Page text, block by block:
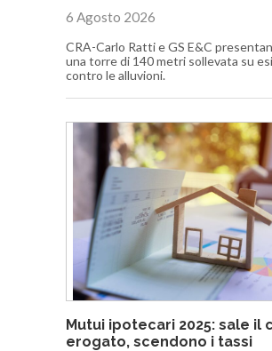
6 Agosto 2026
CRA-Carlo Ratti e GS E&C
una torre di 140 metri sollevata su
contro le alluvioni.
Mutui ipotecari 2025: sale il
erogato, scendono i tassi